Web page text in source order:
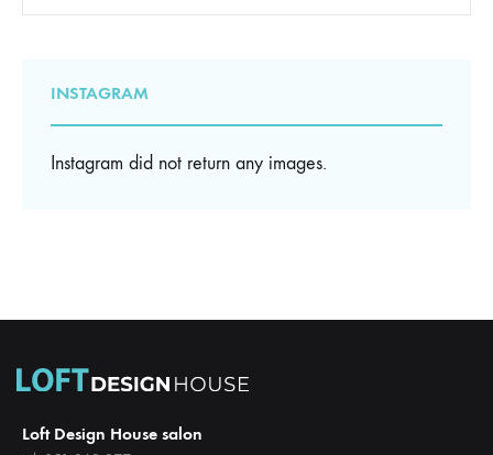
INSTAGRAM
Instagram did not return any images.
Loft Design House salon